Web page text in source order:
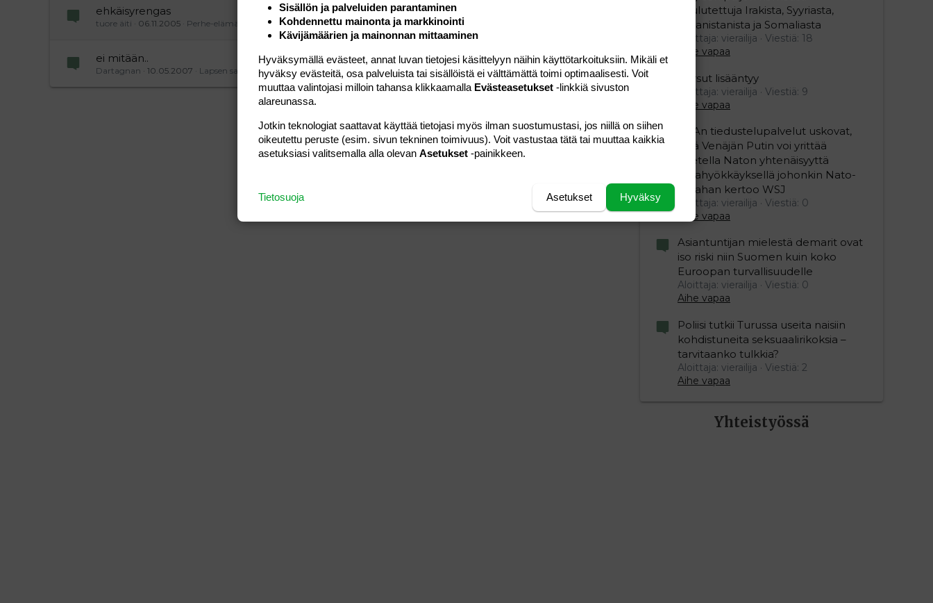
ehkäisyrengas
tuore äiti 06.11.2005 Perhe-elämä
Viestiä 1
Luettu 311
ei mitään..
Dartagnan 10.05.2007 Lapsen saaminen
Viestiä 0
Luettu 322
10.05.2007
Dartagnan
koulutettuja Irakista, Syyriasta,
Afganistanista ja Somaliasta
Aloittaja: vierailija
Viestiä: 18
Aihe vapaa
Persut lisääntyy
Aloittaja: vierailija
Viestiä: 9
Aihe vapaa
USAn tiedustelupalvelut uskovat,
että Venäjän Putin voi yrittää
koetella Naton yhtenäisyyttä
maahyökkäyksellä johonkin Nato-
maahan kertoo WSJ
Aloittaja: vierailija
Viestiä: 0
Aihe vapaa
Asiantuntijan mielestä demarit ovat
iso riski niin Suomen kuin koko
Euroopan turvallisuudelle
Aloittaja: vierailija
Viestiä: 0
Aihe vapaa
Poliisi tutkii Turussa useita naisiin
kohdistuneita seksuaalirikoksia –
tarvitaanko tulkkia?
Aloittaja: vierailija
Viestiä: 2
Aihe vapaa
Yhteistyössä
Sisällön ja palveluiden parantaminen
Kohdennettu mainonta ja markkinointi
Kävijämäärien ja mainonnan mittaaminen
Hyväksymällä evästeet, annat luvan tietojesi käsittelyyn näihin käyttötarkoituksiin. Mikäli et
hyväksy evästeitä, osa palveluista tai sisällöistä ei välttämättä toimi optimaalisesti. Voit
muuttaa valintojasi milloin tahansa klikkaamalla Evästeasetukset -linkkiä sivuston
alareunassa.
Jotkin teknologiat saattavat käyttää tietojasi myös ilman suostumustasi, jos niillä on siihen
oikeutettu peruste (esim. sivun tekninen toimivuus). Voit vastustaa tätä tai muuttaa kaikkia
asetuksiasi valitsemalla alla olevan Asetukset -painikkeen.
Hyväksy
Asetukset
Tietosuoja